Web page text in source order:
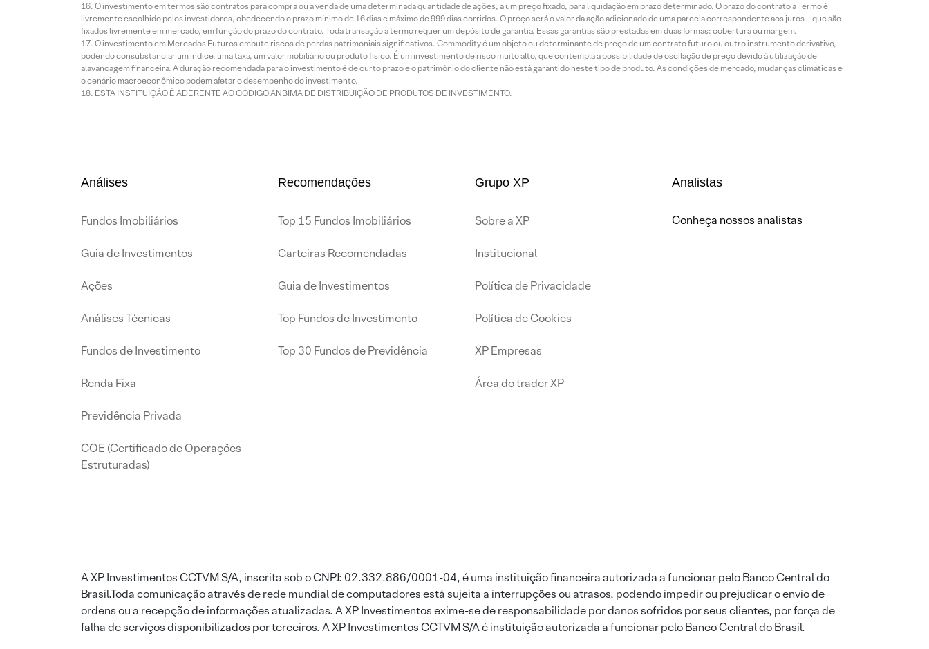
O investimento em termos são contratos para compra ou a venda de uma determinada quantidade de ações, a um preço fixado, para liquidação em prazo determinado. O prazo do contrato a Termo é
livremente escolhido pelos investidores, obedecendo o prazo mínimo de 16 dias e máximo de 999 dias corridos. O preço será o valor da ação adicionado de uma parcela correspondente aos juros – que são
fixados livremente em mercado, em função do prazo do contrato. Toda transação a termo requer um depósito de garantia. Essas garantias são prestadas em duas formas: cobertura ou margem.
O investimento em Mercados Futuros embute riscos de perdas patrimoniais significativos. Commodity é um objeto ou determinante de preço de um contrato futuro ou outro instrumento derivativo,
podendo consubstanciar um índice, uma taxa, um valor mobiliário ou produto físico. É um investimento de risco muito alto, que contempla a possibilidade de oscilação de preço devido à utilização de
alavancagem financeira. A duração recomendada para o investimento é de curto prazo e o patrimônio do cliente não está garantido neste tipo de produto. As condições de mercado, mudanças climáticas e
o cenário macroeconômico podem afetar o desempenho do investimento.
ESTA INSTITUIÇÃO É ADERENTE AO CÓDIGO ANBIMA DE DISTRIBUIÇÃO DE PRODUTOS DE INVESTIMENTO.
Análises
Fundos Imobiliários
Guia de Investimentos
Ações
Análises Técnicas
Fundos de Investimento
Renda Fixa
Previdência Privada
COE (Certificado de Operações
Estruturadas)
Recomendações
Top 15 Fundos Imobiliários
Carteiras Recomendadas
Guia de Investimentos
Top Fundos de Investimento
Top 30 Fundos de Previdência
Grupo XP
Sobre a XP
Institucional
Política de Privacidade
Política de Cookies
XP Empresas
Área do trader XP
Analistas
Conheça nossos analistas
A XP Investimentos CCTVM S/A, inscrita sob o CNPJ: 02.332.886/0001-04, é uma instituição financeira autorizada a funcionar pelo Banco Central do
Brasil.Toda comunicação através de rede mundial de computadores está sujeita a interrupções ou atrasos, podendo impedir ou prejudicar o envio de
ordens ou a recepção de informações atualizadas. A XP Investimentos exime-se de responsabilidade por danos sofridos por seus clientes, por força de
falha de serviços disponibilizados por terceiros. A XP Investimentos CCTVM S/A é instituição autorizada a funcionar pelo Banco Central do Brasil.